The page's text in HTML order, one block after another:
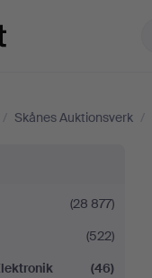
/ Skånes Auktionsverk /
(28 877)
(522)
(46)